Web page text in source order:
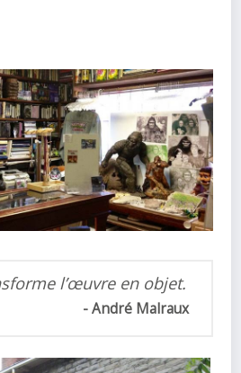
l’œuvre en objet.
André Malraux